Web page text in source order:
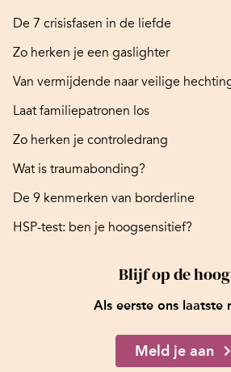
De 7 crisisfasen in de liefde
Zo herken je een gaslighter
Van vermijdende naar veilige
Laat familiepatronen los
Zo herken je controledrang
Wat is traumabonding?
De 9 kenmerken van borderline
HSP-test: ben je hoogsensitief?
Blijf op de
Als eerste ons laatste
Meld je aan